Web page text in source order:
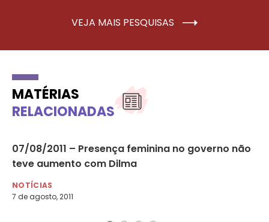
VEJA MAIS PESQUISAS
MATÉRIAS
RELACIONADAS
07/08/2011 – Presença feminina no governo não
teve aumento com Dilma
NOTÍCIAS
7 de agosto, 2011